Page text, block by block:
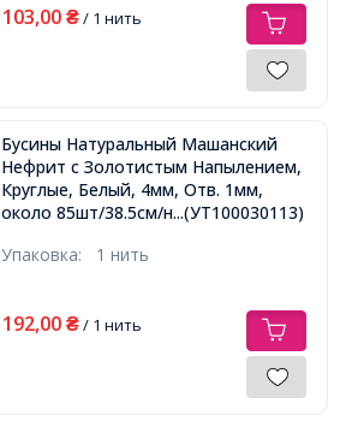
103,00 ₴/ 1 нить
Бусины Натуральный Машанский
Нефрит с Золотистым Напылением,
Круглые, Белый, 4мм, Отв. 1мм,
около 85шт/38.5см/нить,...(УТ100030113)
Упаковка: 1 нить
192,00 ₴/ 1 нить